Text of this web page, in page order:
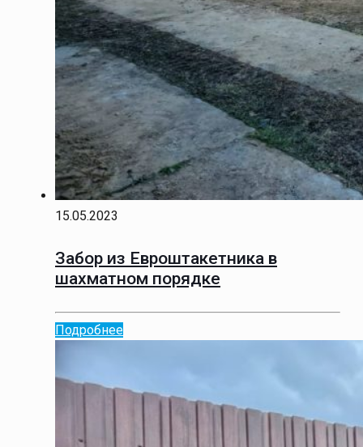
15.05.2023
Забор из Евроштакетника в
шахматном порядке
Подробнее